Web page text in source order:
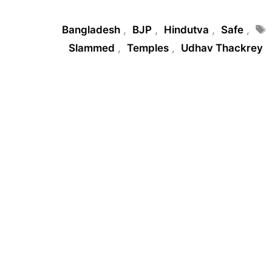
Tags
Bangladesh , BJP , Hindutva , Safe ,
Slammed , Temples , Udhav Thackrey